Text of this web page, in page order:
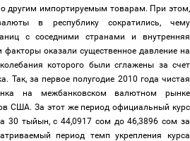
другим импортируемым товарам. При этом,
в республику сократились, чему
с соседними странами и внутренняя
факторы оказали существенное давление на
которого были сглажены за счет
Так, за первое полугодие 2010 года чистая
на межбанковском валютном рынке
США. За этот же период официальный курс
тыйын, с 44,0917 сом до 46,3896 сом за
период темп укрепления курса